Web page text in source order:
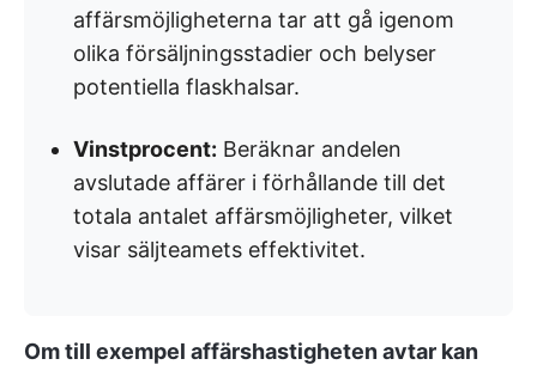
affärsmöjligheterna tar att gå igenom
olika försäljningsstadier och belyser
potentiella flaskhalsar.
Vinstprocent: Beräknar andelen
avslutade affärer i förhållande till det
totala antalet affärsmöjligheter, vilket
visar säljteamets effektivitet.
Om till exempel affärshastigheten avtar kan